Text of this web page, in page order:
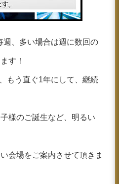
週、多い場合は週に数回の
す！
もう直ぐ1年にして、継続
様のご誕生など、明るい
会場をご案内させて頂きま